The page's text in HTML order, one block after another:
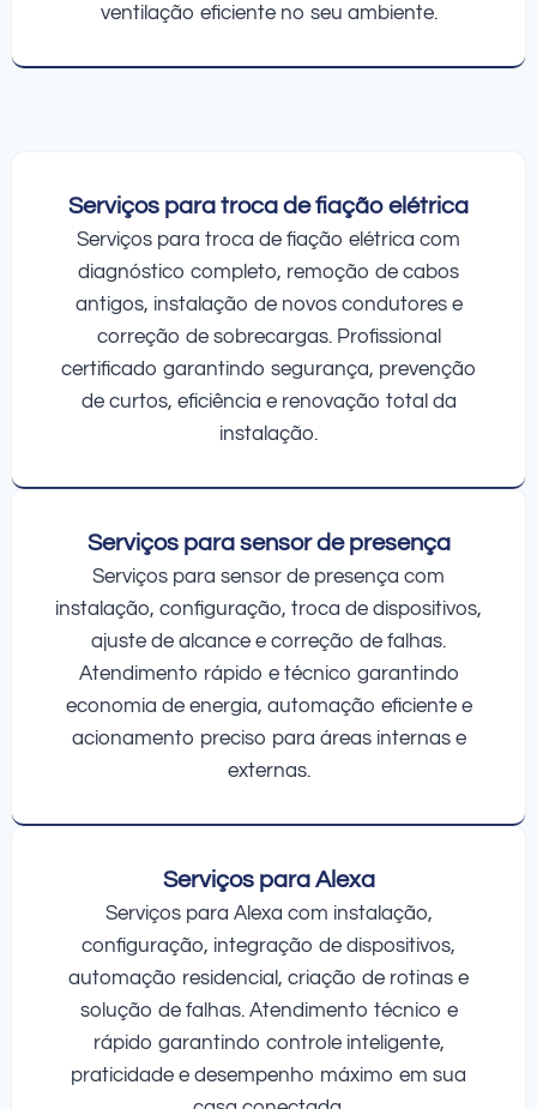
ventilação eficiente no seu ambiente.
Serviços para troca de fiação elétrica
Serviços para troca de fiação elétrica com
diagnóstico completo, remoção de cabos
antigos, instalação de novos condutores e
correção de sobrecargas. Profissional
certificado garantindo segurança, prevenção
de curtos, eficiência e renovação total da
instalação.
Serviços para sensor de presença
Serviços para sensor de presença com
instalação, configuração, troca de dispositivos,
ajuste de alcance e correção de falhas.
Atendimento rápido e técnico garantindo
economia de energia, automação eficiente e
acionamento preciso para áreas internas e
externas.
Serviços para Alexa
Serviços para Alexa com instalação,
configuração, integração de dispositivos,
automação residencial, criação de rotinas e
solução de falhas. Atendimento técnico e
rápido garantindo controle inteligente,
praticidade e desempenho máximo em sua